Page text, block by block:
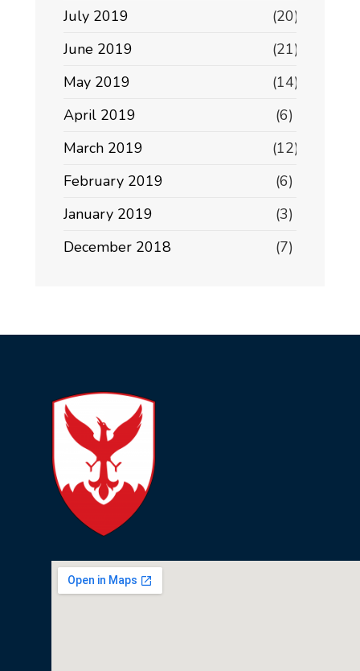
July 2019
(20)
June 2019
(21)
May 2019
(14)
April 2019
(6)
March 2019
(12)
February 2019
(6)
January 2019
(3)
December 2018
(7)